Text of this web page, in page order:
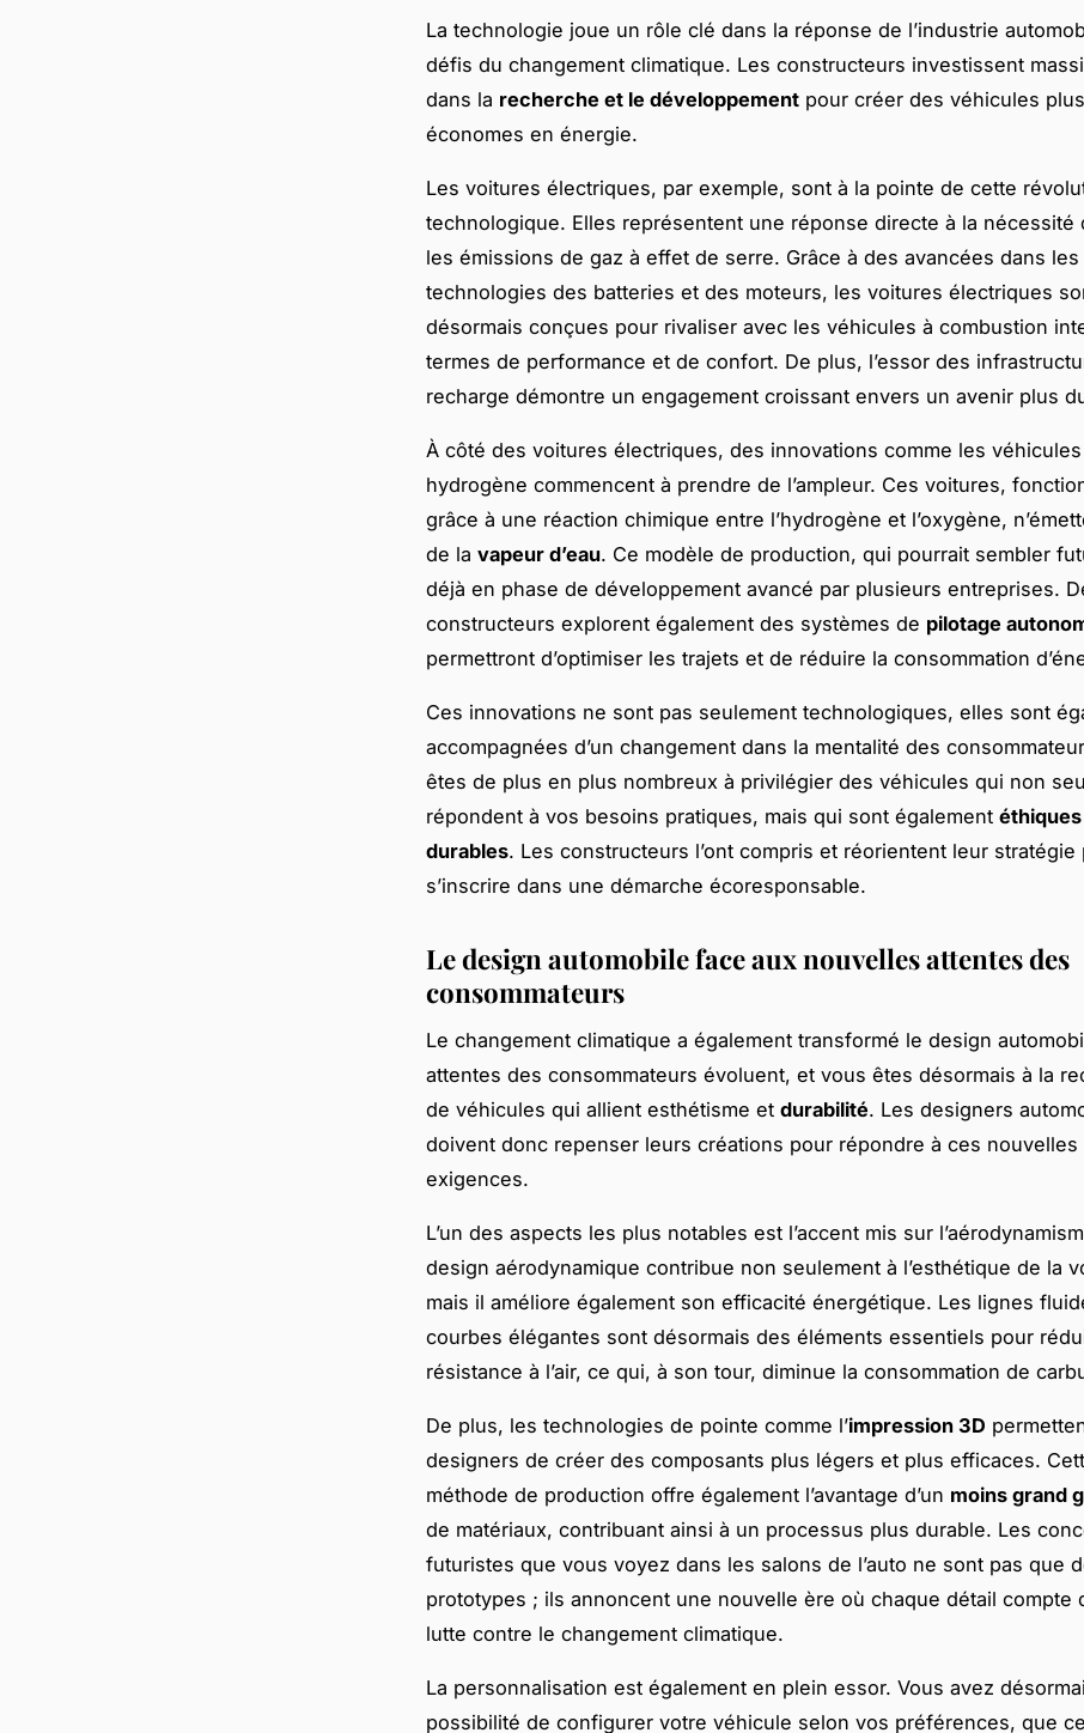
La technologie joue un rôle clé dans la réponse de l’industrie
défis du changement climatique. Les constructeurs investissent
dans la recherche et le développement pour créer des véhicules plus
économes en énergie.
Les voitures électriques, par exemple, sont à la pointe de cette
technologique. Elles représentent une réponse directe à la nécessité
les émissions de gaz à effet de serre. Grâce à des avancées dans les
technologies des batteries et des moteurs, les voitures électriques
désormais conçues pour rivaliser avec les véhicules à combustion
termes de performance et de confort. De plus, l’essor des
recharge démontre un engagement croissant envers un avenir plus
À côté des voitures électriques, des innovations comme les véhicules
hydrogène commencent à prendre de l’ampleur. Ces voitures,
grâce à une réaction chimique entre l’hydrogène et l’oxygène,
de la vapeur d’eau. Ce modèle de production, qui pourrait sembler
déjà en phase de développement avancé par plusieurs entreprises.
constructeurs explorent également des systèmes de pilotage
permettront d’optimiser les trajets et de réduire la consommation
Ces innovations ne sont pas seulement technologiques, elles sont
accompagnées d’un changement dans la mentalité des
êtes de plus en plus nombreux à privilégier des véhicules qui non
répondent à vos besoins pratiques, mais qui sont également éthiques
durables. Les constructeurs l’ont compris et réorientent leur stratégie
s’inscrire dans une démarche écoresponsable.
Le design automobile face aux nouvelles attentes des
consommateurs
Le changement climatique a également transformé le design
attentes des consommateurs évoluent, et vous êtes désormais à la
de véhicules qui allient esthétisme et durabilité. Les designers
doivent donc repenser leurs créations pour répondre à ces nouvelles
exigences.
L’un des aspects les plus notables est l’accent mis sur
design aérodynamique contribue non seulement à l’esthétique de la
mais il améliore également son efficacité énergétique. Les lignes
courbes élégantes sont désormais des éléments essentiels pour
résistance à l’air, ce qui, à son tour, diminue la consommation de
De plus, les technologies de pointe comme l’impression 3D
designers de créer des composants plus légers et plus efficaces.
méthode de production offre également l’avantage d’un moins grand
de matériaux, contribuant ainsi à un processus plus durable. Les
futuristes que vous voyez dans les salons de l’auto ne sont pas que
prototypes ; ils annoncent une nouvelle ère où chaque détail compte
lutte contre le changement climatique.
La personnalisation est également en plein essor. Vous avez
possibilité de configurer votre véhicule selon vos préférences, que